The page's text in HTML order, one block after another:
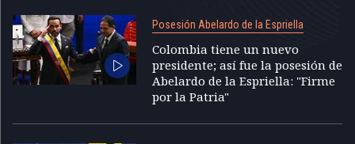
Posesión Abelardo de la Espriella
Colombia tiene un nuevo
presidente; así fue la posesión de
Abelardo de la Espriella: "Firme
por la Patria"